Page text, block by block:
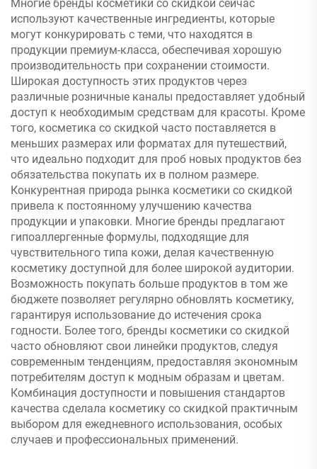
Многие бренды косметики со скидкой сейчас
используют качественные ингредиенты, которые
могут конкурировать с теми, что находятся в
продукции премиум-класса, обеспечивая хорошую
производительность при сохранении стоимости.
Широкая доступность этих продуктов через
различные розничные каналы предоставляет удобный
доступ к необходимым средствам для красоты. Кроме
того, косметика со скидкой часто поставляется в
меньших размерах или форматах для путешествий,
что идеально подходит для проб новых продуктов без
обязательства покупать их в полном размере.
Конкурентная природа рынка косметики со скидкой
привела к постоянному улучшению качества
продукции и упаковки. Многие бренды предлагают
гипоаллергенные формулы, подходящие для
чувствительного типа кожи, делая качественную
косметику доступной для более широкой аудитории.
Возможность покупать больше продуктов в том же
бюджете позволяет регулярно обновлять косметику,
гарантируя использование до истечения срока
годности. Более того, бренды косметики со скидкой
часто обновляют свои линейки продуктов, следуя
современным тенденциям, предоставляя экономным
потребителям доступ к модным образам и цветам.
Комбинация доступности и повышения стандартов
качества сделала косметику со скидкой практичным
выбором для ежедневного использования, особых
случаев и профессиональных применений.